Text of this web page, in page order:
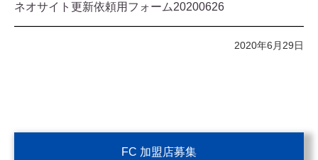
ネオサイト更新依頼用フォーム20200626
2020年6月29日
FC 加盟店募集